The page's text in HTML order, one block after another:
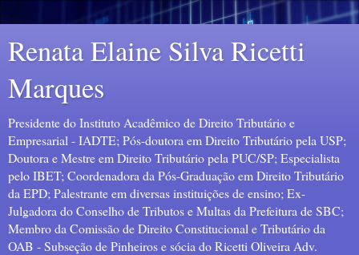
Renata Elaine Silva Ricetti
Marques
Presidente do Instituto Acadêmico de Direito Tributário e
Empresarial - IADTE; Pós-doutora em Direito Tributário pela USP;
Doutora e Mestre em Direito Tributário pela PUC/SP; Especialista
pelo IBET; Coordenadora da Pós-Graduação em Direito Tributário
da EPD; Palestrante em diversas instituições de ensino; Ex-
Julgadora do Conselho de Tributos e Multas da Prefeitura de SBC;
Membro da Comissão de Direito Constitucional e Tributário da
OAB - Subseção de Pinheiros e sócia do Ricetti Oliveira Adv.